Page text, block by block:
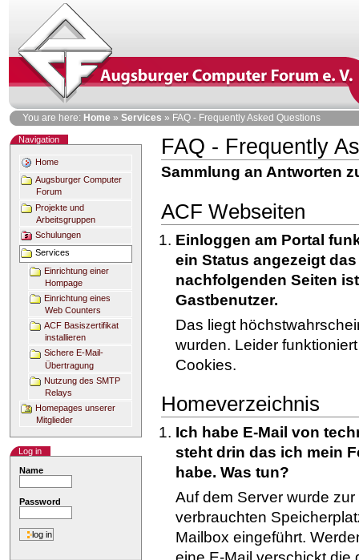
Personal
tools
You are here: Home » Services » FAQ - Frequently Asked Questions
Navigation
Home
Augsburger Computer
Forum
Projekte und
Arbeitsgruppen
Schulungen
Services
Einrichtung einer
Hompage
Einrichtung eines
Web Counters
ACF Basiszertifikat
installieren
Sichere E-Mail-
Übertragung
Nutzung des SMTP
Relays
Homepages unserer
Mitglieder
Log in
Name
Password
FAQ - Frequently
Document
Actions
Sammlung an Antworten
ACF Webseiten
Einloggen am Portal
ein Status angezeigt
nachfolgenden Seiten
Gastbenutzer.
Das liegt
wurden. Leider
Cookies.
Homeverzeichnis
Ich habe E-Mail von
steht drin das ich mein
habe. Was tun?
Auf dem Server wurde
verbrauchten
Mailbox eingeführt.